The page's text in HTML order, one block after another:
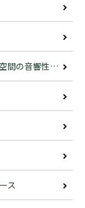
展示会場、ロビー等のイベント利用とその空間の音響性能を考える
ス